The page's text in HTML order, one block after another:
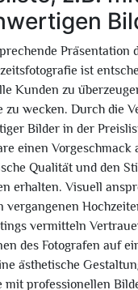
Präsentation
ist
Kunden zu
zu wecken. Durch die
Bilder in der
einen Vorgeschmack
Qualität und den
erhalten. Visuell
vergangenen
vermitteln
des Fotografen auf
ästhetische
mit professionellen